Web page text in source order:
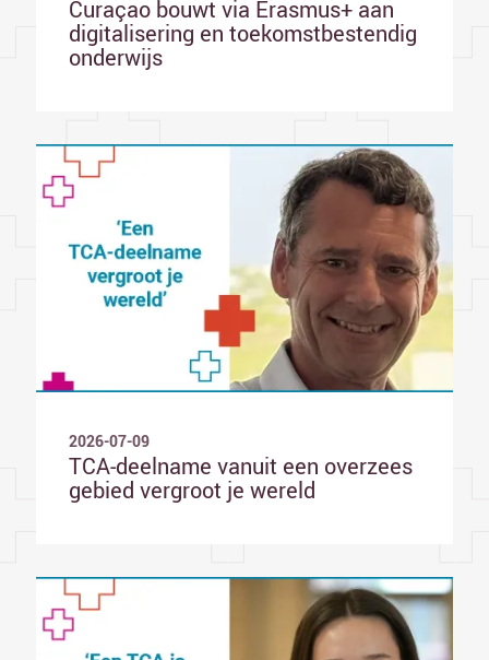
Curaçao bouwt via Erasmus+ aan
digitalisering en toekomstbestendig
onderwijs
2026-07-09
TCA-deelname vanuit een overzees
gebied vergroot je wereld